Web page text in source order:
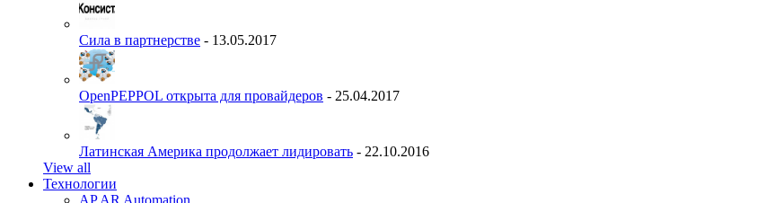
Сила в партнерстве - 13.05.2017
OpenPEPPOL открыта для провайдеров - 25.04.2017
Латинская Америка продолжает лидировать - 22.10.2016
View all
Технологии